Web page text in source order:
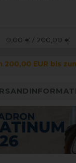
0,00 € / 200,00 €
200,00 EUR bis